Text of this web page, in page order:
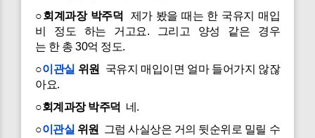
○회계과장 박주덕 제가 봤을 때는 한 국유지 매입
비 정도 하는 거고요. 그리고 양성 같은 경우
는 한 총 30억 정도.
○이관실 위원
국유지 매입이면 얼마 들어가지 않잖
아요.
○회계과장 박주덕 네.
○이관실 위원
그럼 사실상은 거의 뒷순위로 밀릴 수